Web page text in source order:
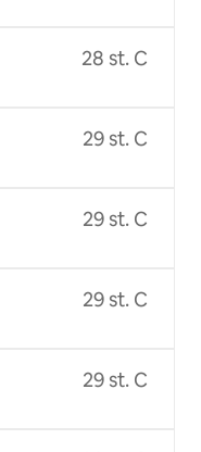
28 st. C
29 st. C
29 st. C
29 st. C
29 st. C